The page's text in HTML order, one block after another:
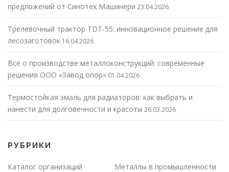
предложений от Синотех Машинери 23.04.2026
Трелевочный трактор TDT-55: инновационное решение для
лесозаготовок 16.04.2026
Все о производстве металлоконструкций: современные
решения ООО «Завод опор» 01.04.2026
Термостойкая эмаль для радиаторов: как выбрать и
нанести для долговечности и красоты 26.03.2026
РУБРИКИ
Каталог организаций
Металлы в промышленности